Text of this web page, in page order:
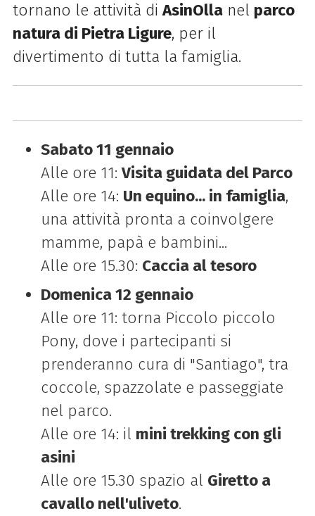
tornano le attività diAsinOllanel parco
natura di Pietra Ligure, per il
divertimento di tutta la famiglia.
Sabato 11 gennaio
Alle ore 11:Visita guidata del Parco
Alle ore 14: Un equino... in famiglia,
una attività pronta a coinvolgere
mamme, papà e bambini...
Alle ore 15.30: Caccia al tesoro
Domenica 12 gennaio
Alle ore 11: torna Piccolo piccolo
Pony, dove i partecipanti si
prenderanno cura di "Santiago", tra
coccole, spazzolate e passeggiate
nel parco.
Alle ore 14: il mini trekkingcon gli
asini
Alle ore 15.30 spazio al Giretto a
cavallo nell'uliveto.